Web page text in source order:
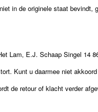
in de originele staat
Lam, E.J. Schaap Singel 14
Kunt u daarmee niet
de retour of klacht verder